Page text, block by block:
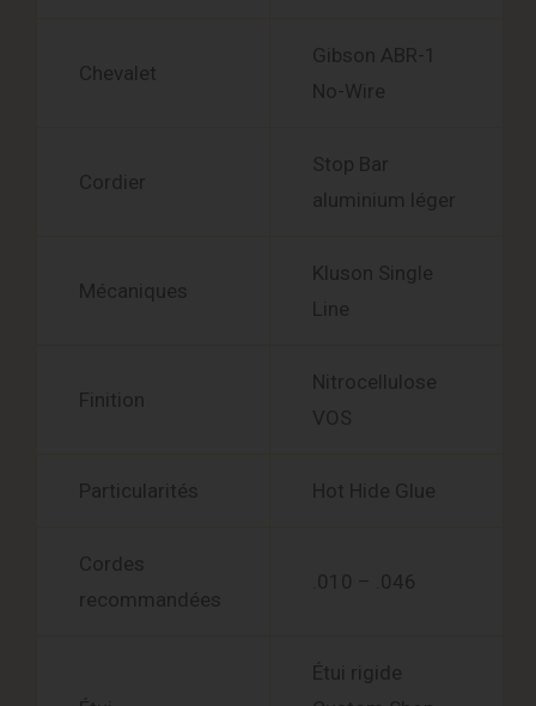
Chevalet
Gibson ABR-1
No-Wire
Cordier
Stop Bar
aluminium léger
Mécaniques
Kluson Single
Line
Finition
Nitrocellulose
VOS
Particularités Hot Hide Glue
Cordes
recommandées
.010 – .046
Étui rigide